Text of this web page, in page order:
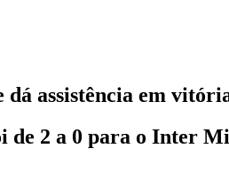
dá assistência em
2 a 0 para o Inter